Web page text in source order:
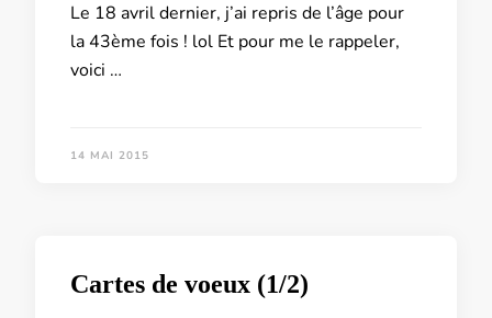
Le 18 avril dernier, j’ai repris de l’âge pour
la 43ème fois ! lol Et pour me le rappeler,
voici …
14 MAI 2015
Cartes de voeux (1/2)